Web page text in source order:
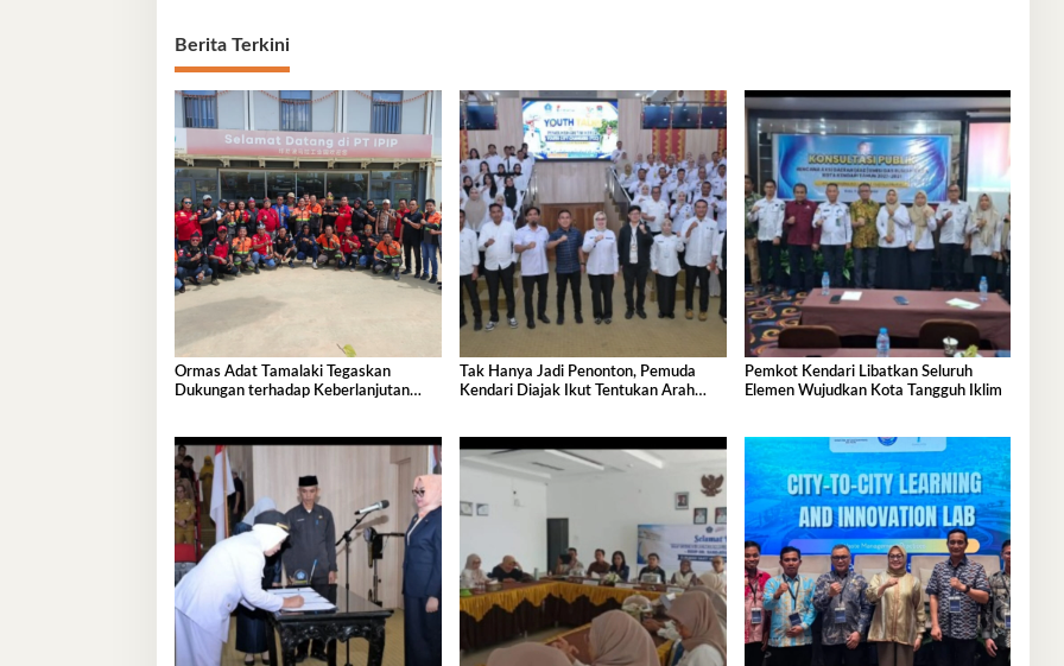
Berita Terkini
Ormas Adat Tamalaki Tegaskan
Dukungan terhadap Keberlanjutan
Tak Hanya Jadi Penonton, Pemuda
Kendari Diajak Ikut Tentukan Arah
Pemkot Kendari Libatkan Seluruh
Elemen Wujudkan Kota Tangguh Iklim